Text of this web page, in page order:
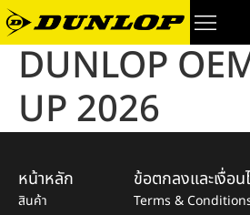
DUNLOP
UP 2026
หน้าหลัก
สินค้า
ข้อตกลงและเงื่อน
Terms &